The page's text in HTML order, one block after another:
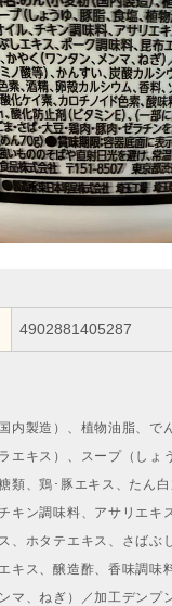
4902881405287
内製造）、植物油脂、で
エキス）、スープ（しょ
類、鶏･豚エキス、たん白
キン調味料、アサリエキ
、ホタテエキス、さばぶ
キス、醸造酢、香味調味
マ、ねぎ）／加工デンプ